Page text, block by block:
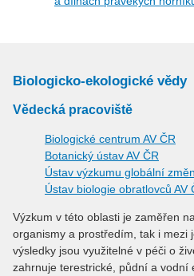
Biologicko-ekologické vědy
Vědecká pracoviště
Biologické centrum AV ČR
Botanický ústav AV ČR
Ústav výzkumu globální
Ústav biologie obratlovců AV
Výzkum v této oblasti je zaměřen
organismy a prostředím, tak i mezi
výsledky jsou využitelné v péči o
zahrnuje terestrické, půdní a vodní